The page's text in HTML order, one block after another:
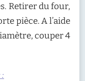
Retirer du four,
pièce. A l’aide
couper 4